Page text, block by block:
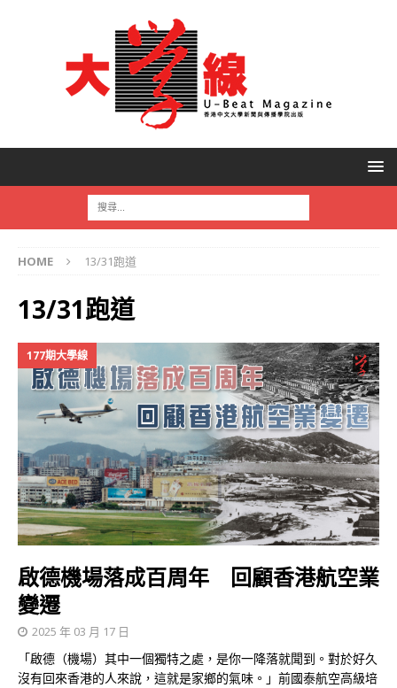
HOME 13/31跑道
13/31跑道
177期大學線
啟德機場落成百周年 回顧香港航空業
變遷
2025 年 03 月 17 日
「啟德（機場）其中一個獨特之處，是你一降落就聞到。對於好久
沒有回來香港的人來說，這就是家鄉的氣味。」前國泰航空高級培